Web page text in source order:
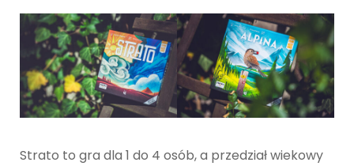
Strato to gra dla 1 do 4 osób, a przedział wiekowy